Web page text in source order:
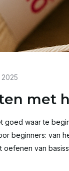
met
goed waar te
beginners: van
oefenen van